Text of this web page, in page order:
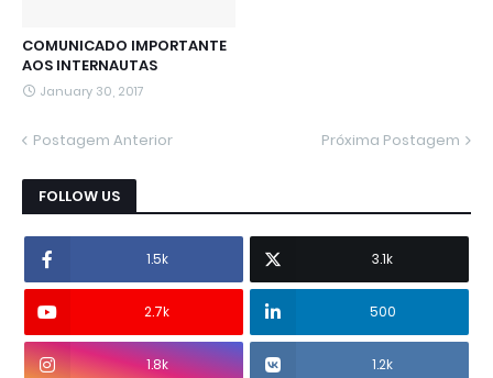
COMUNICADO IMPORTANTE
AOS INTERNAUTAS
January 30, 2017
Postagem Anterior Próxima Postagem
FOLLOW US
1.5k 3.1k
2.7k 500
1.8k 1.2k